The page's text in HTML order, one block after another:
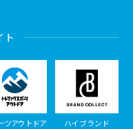
ト
ツアウトドア
ハイブランド